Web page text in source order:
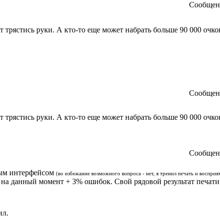
трястись руки. А кто-то еще может набрать больше 90 000
трястись руки. А кто-то еще может набрать больше 90 000
интерфейсом (во избежание возможного вопроса - нет, я тренил печать и
данный момент + 3% ошибок. Свой рядовой результат